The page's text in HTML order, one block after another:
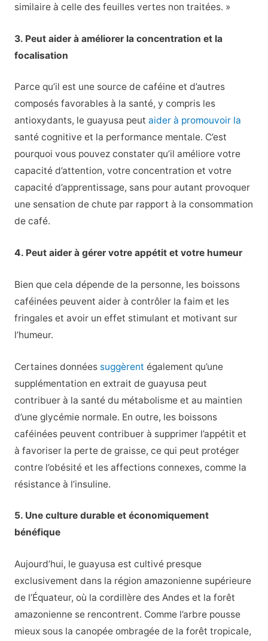
similaire à celle des feuilles vertes non traitées. »
3. Peut aider à améliorer la concentration et la
focalisation
Parce qu’il est une source de caféine et d’autres
composés favorables à la santé, y compris les
antioxydants, le guayusa peut aider à promouvoir la
santé cognitive et la performance mentale. C’est
pourquoi vous pouvez constater qu’il améliore votre
capacité d’attention, votre concentration et votre
capacité d’apprentissage, sans pour autant provoquer
une sensation de chute par rapport à la consommation
de café.
4. Peut aider à gérer votre appétit et votre humeur
Bien que cela dépende de la personne, les boissons
caféinées peuvent aider à contrôler la faim et les
fringales et avoir un effet stimulant et motivant sur
l’humeur.
Certaines données suggèrent également qu’une
supplémentation en extrait de guayusa peut
contribuer à la santé du métabolisme et au maintien
d’une glycémie normale. En outre, les boissons
caféinées peuvent contribuer à supprimer l’appétit et
à favoriser la perte de graisse, ce qui peut protéger
contre l’obésité et les affections connexes, comme la
résistance à l’insuline.
5. Une culture durable et économiquement
bénéfique
Aujourd’hui, le guayusa est cultivé presque
exclusivement dans la région amazonienne supérieure
de l’Équateur, où la cordillère des Andes et la forêt
amazonienne se rencontrent. Comme l’arbre pousse
mieux sous la canopée ombragée de la forêt tropicale,